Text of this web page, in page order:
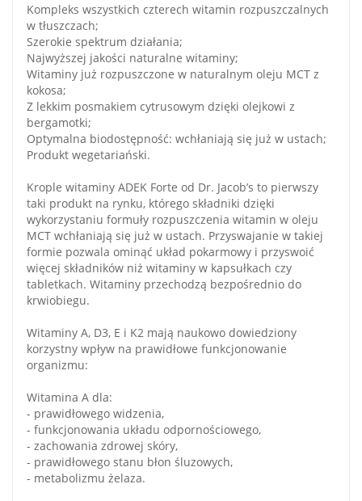
Kompleks wszystkich czterech witamin rozpuszczalnych
w tłuszczach;
Szerokie spektrum działania;
Najwyższej jakości naturalne witaminy;
Witaminy już rozpuszczone w naturalnym oleju MCT z
kokosa;
Z lekkim posmakiem cytrusowym dzięki olejkowi z
bergamotki;
Optymalna biodostępność: wchłaniają się już w ustach;
Produkt wegetariański.
Krople witaminy ADEK Forte od Dr. Jacob’s to pierwszy
taki produkt na rynku, którego składniki dzięki
wykorzystaniu formuły rozpuszczenia witamin w oleju
MCT wchłaniają się już w ustach. Przyswajanie w takiej
formie pozwala ominąć układ pokarmowy i przyswoić
więcej składników niż witaminy w kapsułkach czy
tabletkach. Witaminy przechodzą bezpośrednio do
krwiobiegu.
Witaminy A, D3, E i K2 mają naukowo dowiedziony
korzystny wpływ na prawidłowe funkcjonowanie
organizmu:
Witamina A dla:
- prawidłowego widzenia,
- funkcjonowania układu odpornościowego,
- zachowania zdrowej skóry,
- prawidłowego stanu błon śluzowych,
- metabolizmu żelaza.